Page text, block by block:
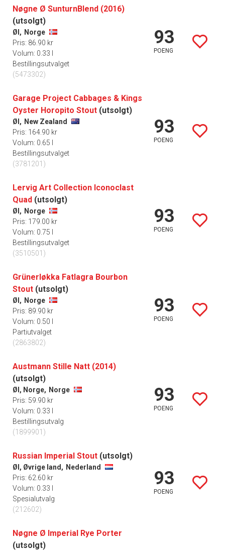
Nøgne Ø SunturnBlend (2016)
(utsolgt)
Øl, Norge
Pris: 86.90 kr
Volum: 0.33 l
Bestillingsutvalget
(5473302)
93
POENG
Garage Project Cabbages & Kings
Oyster Horopito Stout (utsolgt)
Øl, New Zealand
Pris: 164.90 kr
Volum: 0.65 l
Bestillingsutvalget
(3781201)
93
POENG
Lervig Art Collection Iconoclast
Quad (utsolgt)
Øl, Norge
Pris: 179.00 kr
Volum: 0.75 l
Bestillingsutvalget
(3510501)
93
POENG
Grünerløkka Fatlagra Bourbon
Stout (utsolgt)
Øl, Norge
Pris: 89.90 kr
Volum: 0.50 l
Partiutvalget
(2863802)
93
POENG
Austmann Stille Natt (2014)
(utsolgt)
Øl, Norge, Norge
Pris: 59.90 kr
Volum: 0.33 l
Bestillingsutvalg
(1899901)
93
POENG
Russian Imperial Stout (utsolgt)
Øl, Øvrige land, Nederland
Pris: 62.60 kr
Volum: 0.33 l
Spesialutvalg
(212602)
93
POENG
Nøgne Ø Imperial Rye Porter
(utsolgt)